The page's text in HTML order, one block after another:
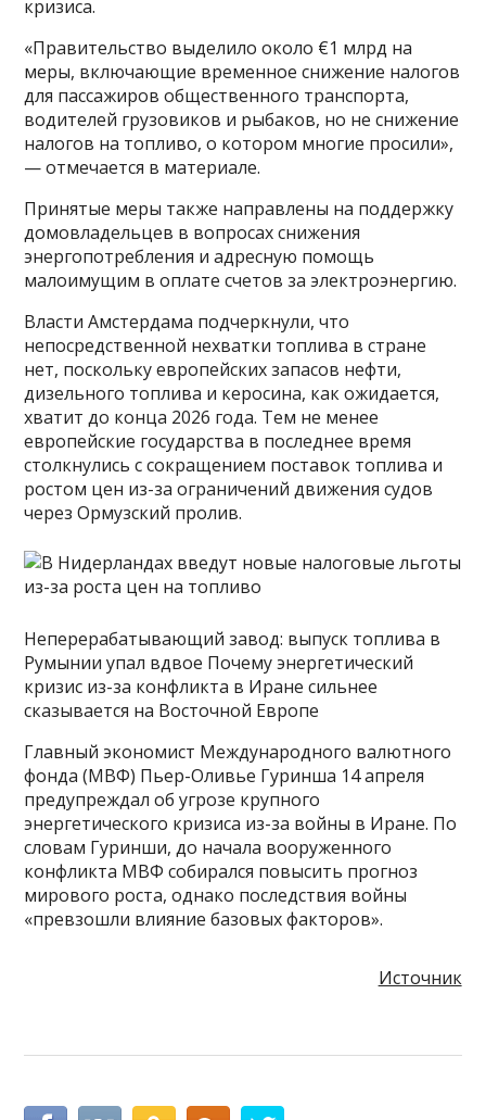
кризиса.
«Правительство выделило около €1 млрд на
меры, включающие временное снижение налогов
для пассажиров общественного транспорта,
водителей грузовиков и рыбаков, но не снижение
налогов на топливо, о котором многие просили»,
— отмечается в материале.
Принятые меры также направлены на поддержку
домовладельцев в вопросах снижения
энергопотребления и адресную помощь
малоимущим в оплате счетов за электроэнергию.
Власти Амстердама подчеркнули, что
непосредственной нехватки топлива в стране
нет, поскольку европейских запасов нефти,
дизельного топлива и керосина, как ожидается,
хватит до конца 2026 года. Тем не менее
европейские государства в последнее время
столкнулись с сокращением поставок топлива и
ростом цен из-за ограничений движения судов
через Ормузский пролив.
Неперерабатывающий завод: выпуск топлива в
Румынии упал вдвое Почему энергетический
кризис из-за конфликта в Иране сильнее
сказывается на Восточной Европе
Главный экономист Международного валютного
фонда (МВФ) Пьер-Оливье Гуринша 14 апреля
предупреждал об угрозе крупного
энергетического кризиса из-за войны в Иране. По
словам Гуринши, до начала вооруженного
конфликта МВФ собирался повысить прогноз
мирового роста, однако последствия войны
«превзошли влияние базовых факторов».
Источник